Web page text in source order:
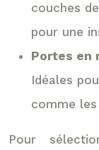
couches
pour une
Portes en
Idéales
comme
Pour